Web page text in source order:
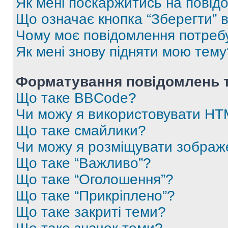
Що означає кнопка
Чому моє повідомлення
Як мені знову підняти мою
Форматування повідомлень
Що таке BBCode?
Чи можу я використовувати
Що таке смайлики?
Чи можу я розміщувати
Що таке “Важливо”?
Що таке “Оголошення”?
Що таке “Прикріплено”?
Що таке закриті теми?